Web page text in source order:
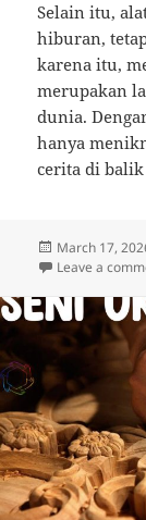
Selain itu,
hiburan,
karena itu,
merupakan
dunia.
hanya
cerita di balik
Posted
on
March 17,
Leave a